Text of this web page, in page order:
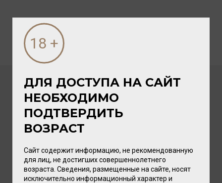
ПОСЛЕДНИЕ НОВОСТИ
ДЛЯ ДОСТУПА НА САЙТ
НЕОБХОДИМО
ПОДТВЕРДИТЬ
ВОЗРАСТ
Сайт содержит информацию, не рекомендованную
для лиц, не достигших совершеннолетнего
возраста. Сведения, размещенные на сайте, носят
исключительно информационный характер и